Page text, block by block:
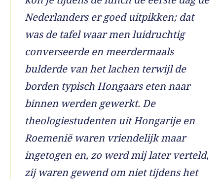
Nederlanders er goed uitpikken; dat
was de tafel waar men luidruchtig
converseerde en meerdermaals
bulderde van het lachen terwijl de
borden typisch Hongaars eten naar
binnen werden gewerkt. De
theologiestudenten uit Hongarije en
Roemenië waren vriendelijk maar
ingetogen en, zo werd mij later verteld,
zij waren gewend om niet tijdens het